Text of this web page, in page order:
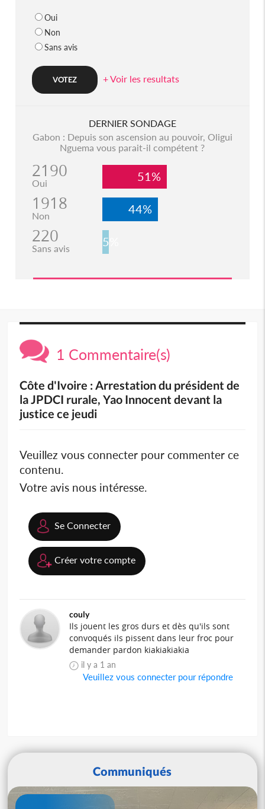
Oui
Non
Sans avis
+ Voir les resultats
DERNIER SONDAGE
Gabon : Depuis son ascension au pouvoir, Oligui
Nguema vous parait-il compétent ?
2190
Oui 51%
1918
Non 44%
220
Sans avis 5%
1 Commentaire(s)
Côte d'Ivoire : Arrestation du président de
la JPDCI rurale, Yao Innocent devant la
justice ce jeudi
Veuillez vous connecter pour commenter ce
contenu.
Votre avis nous intéresse.
Se Connecter
Créer votre compte
couly
Ils jouent les gros durs et dès qu'ils sont
convoqués ils pissent dans leur froc pour
demander pardon kiakiakiakia
il y a 1 an
Veuillez vous connecter pour répondre
Communiqués